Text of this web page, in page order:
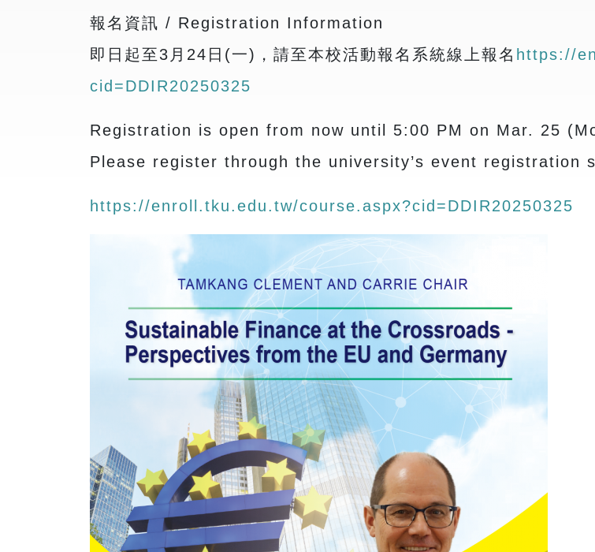
報名資訊 / Registration Information
即日起至3月24日(一)，請至本校活動報名系統線上報名 https://
cid=DDIR20250325
Registration is open from now until 5:00 PM on Mar. 25
Please register through the university’s event registration
https://enroll.tku.edu.tw/course.aspx?cid=DDIR20250325